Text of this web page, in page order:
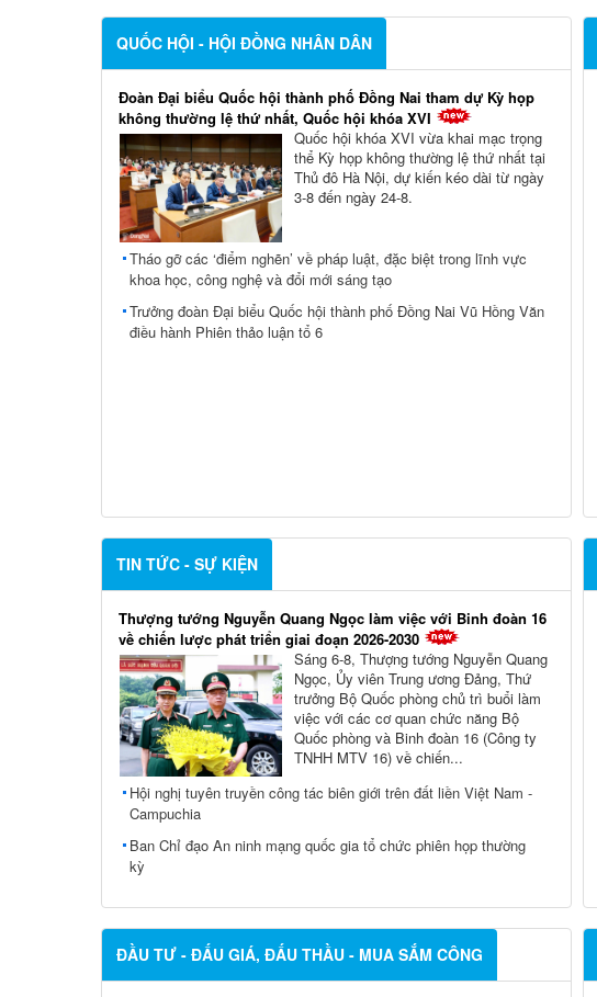
QUỐC HỘI - HỘI ĐỒNG NHÂN DÂN
Đoàn Đại biểu Quốc hội thành phố Đồng Nai tham dự Kỳ họp
không thường lệ thứ nhất, Quốc hội khóa XVI
Quốc hội khóa XVI vừa khai mạc trọng
thể Kỳ họp không thường lệ thứ nhất tại
Thủ đô Hà Nội, dự kiến kéo dài từ ngày
3-8 đến ngày 24-8.
Tháo gỡ các ‘điểm nghẽn’ về pháp luật, đặc biệt trong lĩnh vực
khoa học, công nghệ và đổi mới sáng tạo
Trưởng đoàn Đại biểu Quốc hội thành phố Đồng Nai Vũ Hồng Văn
điều hành Phiên thảo luận tổ 6
TIN TỨC - SỰ KIỆN
Thượng tướng Nguyễn Quang Ngọc làm việc với Binh đoàn 16
về chiến lược phát triển giai đoạn 2026-2030
Sáng 6-8, Thượng tướng Nguyễn Quang
Ngọc, Ủy viên Trung ương Đảng, Thứ
trưởng Bộ Quốc phòng chủ trì buổi làm
việc với các cơ quan chức năng Bộ
Quốc phòng và Binh đoàn 16 (Công ty
TNHH MTV 16) về chiến...
Hội nghị tuyên truyền công tác biên giới trên đất liền Việt Nam -
Campuchia
Ban Chỉ đạo An ninh mạng quốc gia tổ chức phiên họp thường
kỳ
ĐẦU TƯ - ĐẤU GIÁ, ĐẤU THẦU - MUA SẮM CÔNG